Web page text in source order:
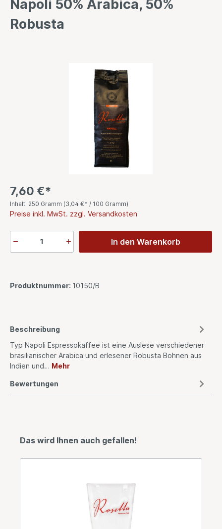
Napoli 50% Arabica, 50%
Robusta
7,60 €*
Inhalt: 250 Gramm (3,04 €* / 100 Gramm)
Preise inkl. MwSt. zzgl. Versandkosten
In den Warenkorb
Produktnummer: 10150/B
Beschreibung
Typ Napoli Espressokaffee ist eine Auslese verschiedener
brasilianischer Arabica und erlesener Robusta Bohnen aus
Indien und… Mehr
Bewertungen
Das wird Ihnen auch gefallen!